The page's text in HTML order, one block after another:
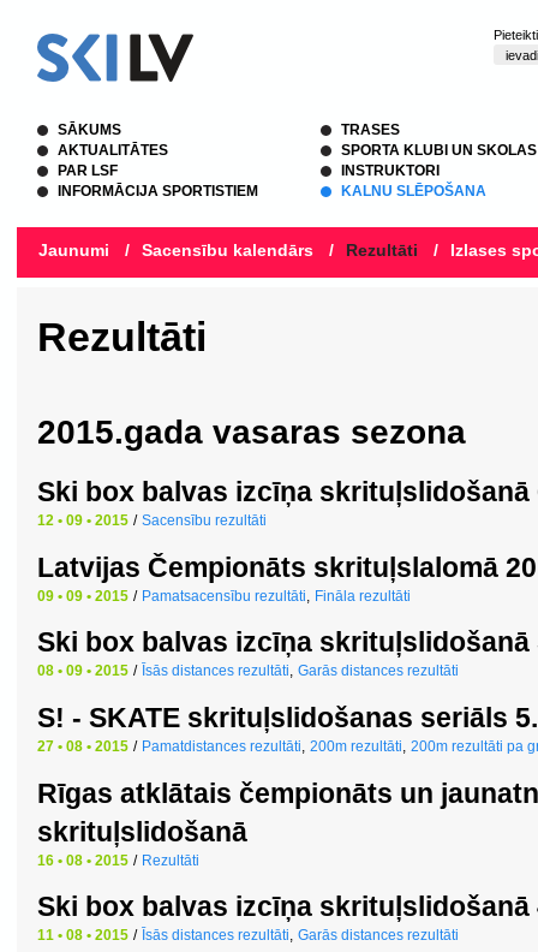
SĀKUMS
AKTUALITĀTES
PAR LSF
INFORMĀCIJA SPORTISTIEM
TRASES
SPORTA KLUBI UN SKOLAS
INSTRUKTORI
KALNU SLĒPOŠANA
Jaunumi / Sacensību kalendārs / Rezultāti / Izlases
Rezultāti
2015.gada vasaras sezona
Ski box balvas izcīņa skrituļslidošanā
12 • 09 • 2015 / Sacensību rezultāti
Latvijas Čempionāts skrituļslalomā
09 • 09 • 2015 / Pamatsacensību rezultāti Fināla rezultāti
Ski box balvas izcīņa skrituļslidošanā
08 • 09 • 2015 / Īsās distances rezultāti, Garās distances rezultāti
S! - SKATE skrituļslidošanas seriāls
27 • 08 • 2015 / Pamatdistances rezultāti, 200m rezultāti, 200m rezultāti pa
Rīgas atklātais čempionāts un
skrituļslidošanā
16 • 08 • 2015 / Rezultāti
Ski box balvas izcīņa skrituļslidošanā
11 • 08 • 2015 / Īsās distances rezultāti, Garās distances rezultāti